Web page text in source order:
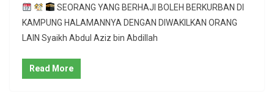
SEORANG YANG BERHAJI BOLEH BERKURBAN DI
KAMPUNG HALAMANNYA DENGAN DIWAKILKAN ORANG
LAIN Syaikh Abdul Aziz bin Abdillah
Read More